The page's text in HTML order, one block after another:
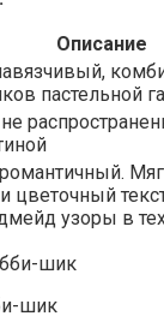
Описание
пастельной
цветочный
узоры в
шик